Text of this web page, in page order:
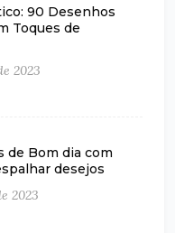
90 Desenhos
Toques de
2023
de Bom dia com
desejos
2023